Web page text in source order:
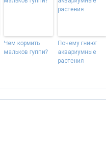
Чем кормить
мальков гуппи?
Почему гниют
аквариумные
растения